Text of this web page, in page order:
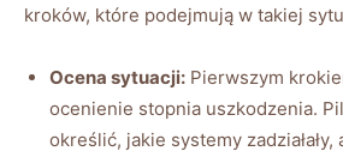
kroków, które podejmują w takiej
Ocena sytuacji: Pierwszym
ocenienie stopnia uszkodzenia.
określić, jakie systemy zadziałały,